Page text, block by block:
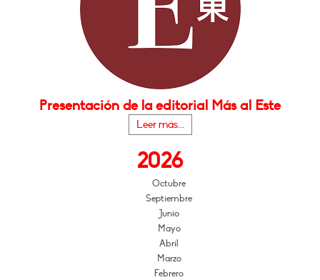
Presentación de la editorial Más al Este
Leer más...
2026
Octubre
Septiembre
Junio
Mayo
Abril
Marzo
Febrero